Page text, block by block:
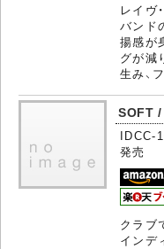
レイヴ
バンド
揚感が
グが減
生み、
SOFT
IDCC-
発売
クラブ
インデ